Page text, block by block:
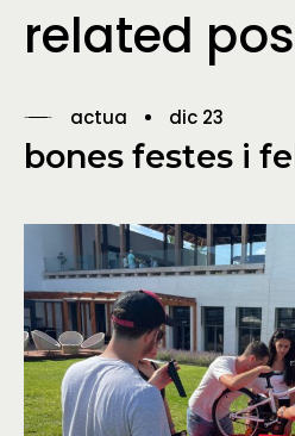
related
actua dic 23
bones festes i